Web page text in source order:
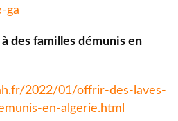
ga
des familles démunis en
2022/01/offrir-des-laves-
en-algerie.html